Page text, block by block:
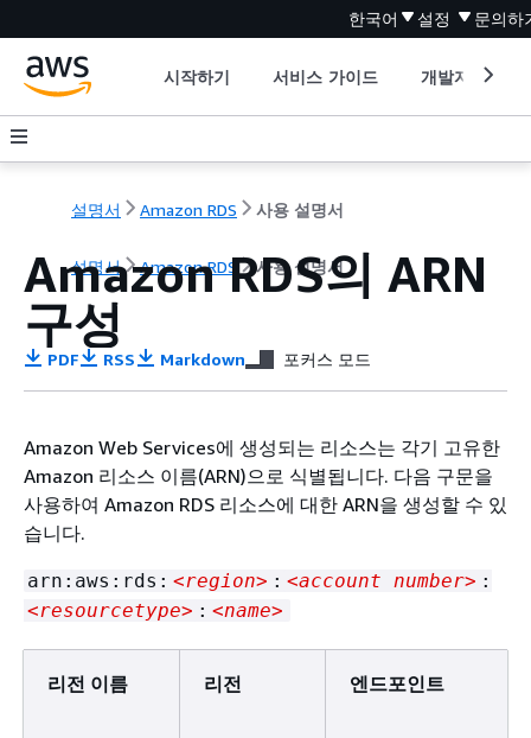
한국어 설정 문의하
시작하기 서비스 가이드 개발자 도구
설명서 Amazon RDS 사용 설명서
설명서 Amazon RDS 사용 설명서
Amazon RDS의 ARN
구성
PDF RSS Markdown 포커스 모드
Amazon Web Services에 생성되는 리소스는 각기 고유한
Amazon 리소스 이름(ARN)으로 식별됩니다. 다음 구문을
사용하여 Amazon RDS 리소스에 대한 ARN을 생성할 수 있
습니다.
arn:aws:rds: <region> : <account number> :
<resourcetype> : <name>
리전 이름 리전 엔드포인트